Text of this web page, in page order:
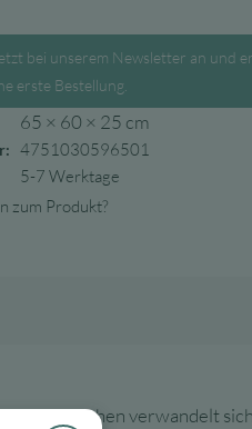
bei unserem Newsletter an und
erste Bestellung.
65 × 60 × 25 cm
4751030596501
5-7 Werktage
zum Produkt?
verwandelt